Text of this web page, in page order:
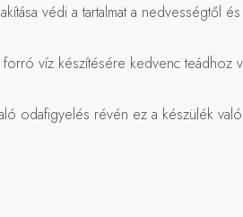
védi a tartalmat a nedvességtől
víz készítésére kedvenc teádhoz
odafigyelés révén ez a készülék